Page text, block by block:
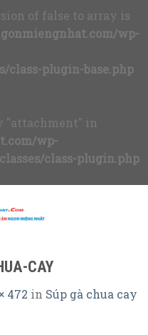
of false to array is
wp-
class-plugin-base.php
"attachment" in
wp-
class-plugin.php
CAY
472 in Súp gà chua cay